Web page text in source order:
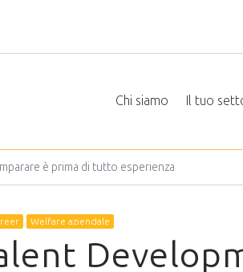
Chi siamo Il tuo
è prima di tutto esperienza
Welfare aziendale